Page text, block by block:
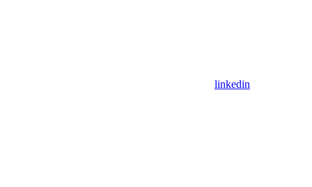
linkedin